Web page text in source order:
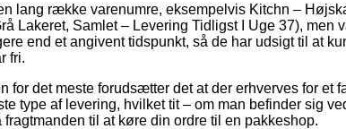
lang række varenumre, eksempelvis Kitchn –
Lakeret, Samlet – Levering Tidligst I Uge 37), men
end et angivent tidspunkt, så de har udsigt til at
fri.
for det meste forudsætter det at der erhverves for et
type af levering, hvilket tit – om man befinder sig
til at køre din ordre til en pakkeshop.